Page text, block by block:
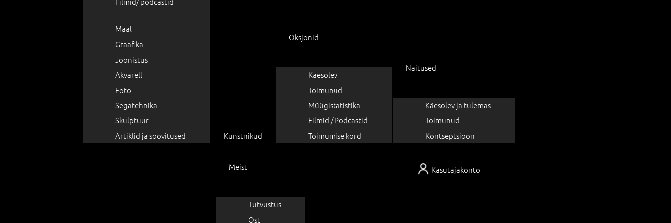
Kasutajakonto
Maal
Graafika
Joonistus
Akvarell
Foto
Segatehnika
Skulptuur
Artiklid ja soovitused
Kunstnikud
Oksjonid
Käesolev
Toimunud
Müügistatistika
Filmid / Podcastid
Toimumise kord
Näitused
Käesolev ja tulemas
Toimunud
Kontseptsioon
Meist
Tutvustus
Ost